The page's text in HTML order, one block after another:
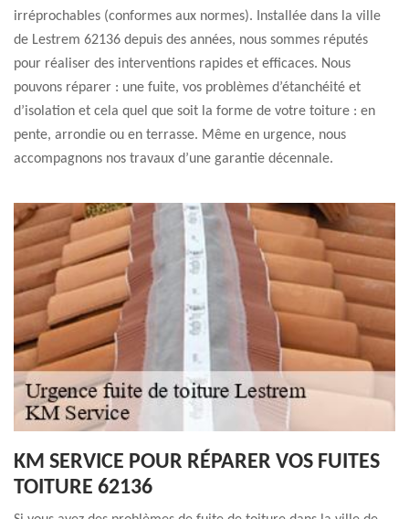
irréprochables (conformes aux normes). Installée dans la ville
de Lestrem 62136 depuis des années, nous sommes réputés
pour réaliser des interventions rapides et efficaces. Nous
pouvons réparer : une fuite, vos problèmes d’étanchéité et
d’isolation et cela quel que soit la forme de votre toiture : en
pente, arrondie ou en terrasse. Même en urgence, nous
accompagnons nos travaux d’une garantie décennale.
KM SERVICE POUR RÉPARER VOS FUITES
TOITURE 62136